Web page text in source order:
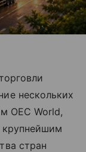
нескольких
OEC World,
крупнейшим
стран